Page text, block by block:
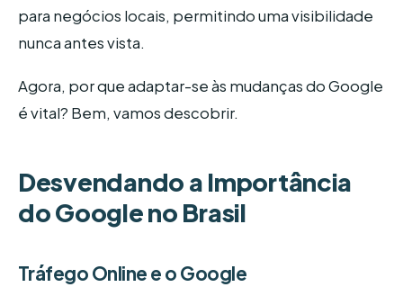
para negócios locais, permitindo uma visibilidade
nunca antes vista.
Agora, por que adaptar-se às mudanças do Google
é vital? Bem, vamos descobrir.
Desvendando a Importância
do Google no Brasil
Tráfego Online e o Google